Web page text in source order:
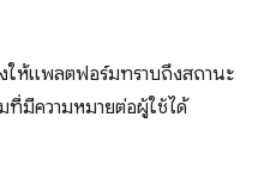
ให้แพลตฟอร์มทราบถึงสถานะ
ที่มีความหมายต่อผู้ใช้ได้